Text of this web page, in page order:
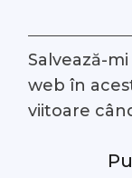
Salvează-
web în
viitoare